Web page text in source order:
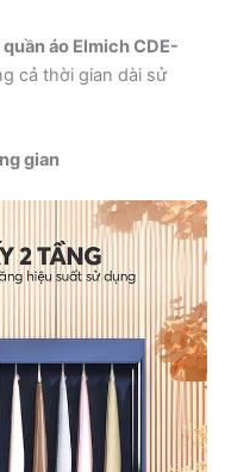
áo Elmich CDE-
cả thời gian dài sử
gian